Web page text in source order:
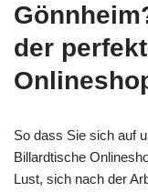
der
So dass Sie sich auf
Billardtische
Lust, sich nach der